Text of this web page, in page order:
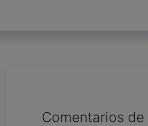
Comentarios